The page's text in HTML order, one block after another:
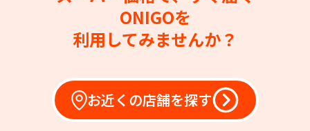
ONIGOを
利用してみませんか？
お近くの店舗を探す